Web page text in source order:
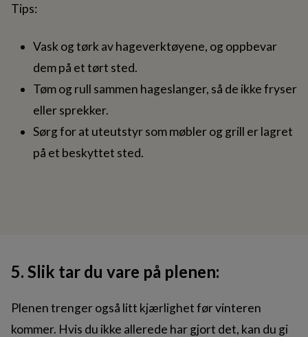
Tips:
Vask og tørk av hageverktøyene, og oppbevar
dem på et tørt sted.
Tøm og rull sammen hageslanger, så de ikke fryser
eller sprekker.
Sørg for at uteutstyr som møbler og grill er lagret
på et beskyttet sted.
5. Slik tar du vare på plenen:
Plenen trenger også litt kjærlighet før vinteren
kommer. Hvis du ikke allerede har gjort det, kan du gi